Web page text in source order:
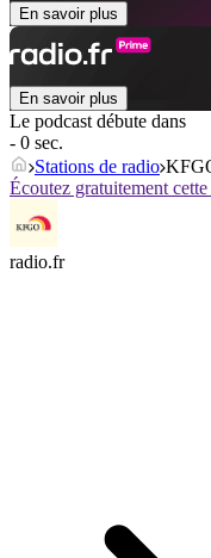
En savoir plus
En savoir plus
Le podcast débute dans
- 0 sec.
Stations de radio
Écoutez gratuitement
radio.fr